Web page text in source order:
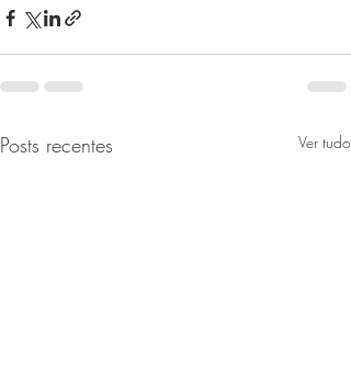
Posts recentes Ver tudo